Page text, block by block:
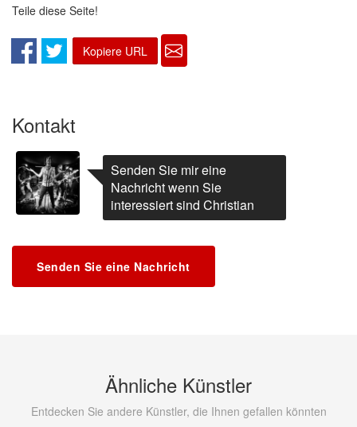
Teile diese Seite!
Kopiere URL
Kontakt
Senden Sie mir eine
Nachricht wenn Sie
interessiert sind Christian
Senden Sie eine Nachricht
Ähnliche Künstler
Entdecken Sie andere Künstler, die Ihnen gefallen könnten